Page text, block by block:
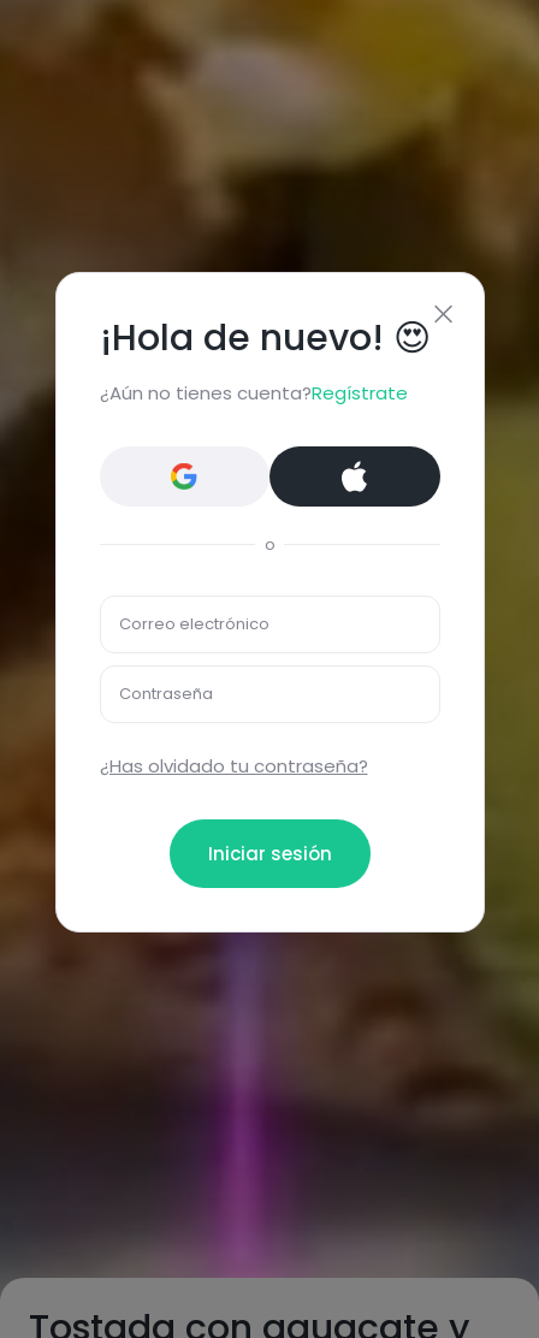
¡Hola de nuevo! 😍
¿Aún no tienes cuenta?Regístrate
o
Correo electrónico
Contraseña
¿Has olvidado tu contraseña?
Iniciar sesión